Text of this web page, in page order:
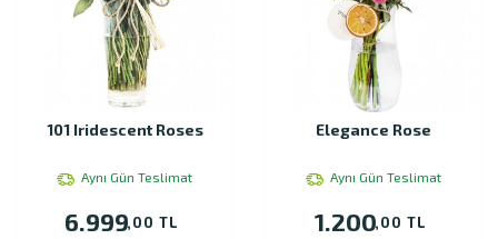
101 Iridescent Roses
Aynı Gün Teslimat
6.999,00 TL
Elegance Rose
Aynı Gün Teslimat
1.200,00 TL